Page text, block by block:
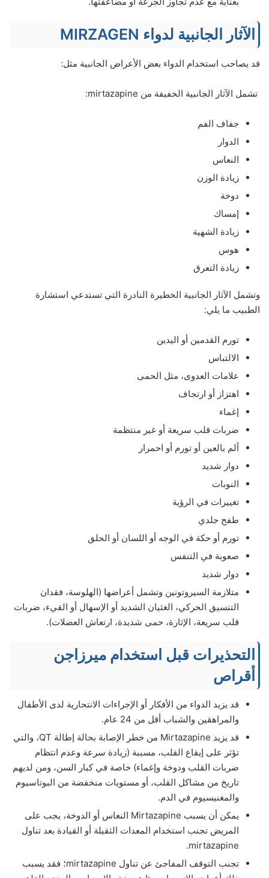
الآثار الجانبية لدواء MIRZAGEN
قد يصاحب استخدام الدواء بعض الأعراض الجانبية مثل:
تشمل الآثار الجانبية الخفيفة من mirtazapine:
جفاف الفم
الدوار
النعاس
زيادة الوزن
دوخة
إمساك
زيادة الشهية
هوس
زيادة التعرق
وتشمل الآثار الجانبية الخطيرة النادرة التي تستدعي استشارة
الطبيب ما يلي:
تورم القدمين أو اليدين
الالتباس
علامات العدوى، مثل الحمى
اهتزاز أو ارتجاف
إغماء
ضربات قلب سريعة أو غير منتظمة
ألم بالعين أو تورم أو احمرار
دوار شديد
النوبات
تغييرات في الرؤية
طفح جلدي
تورم أو حكة في الوجه أو اللسان أو الحلق
صعوبة في التنفس
دوار شديد
متلازمة السيروتونين وتشمل أعراضها (الهلوسة، فقدان
التنسيق الحركي، الغثيان الشديد أو الإسهال أو القيء، ضربات
قلب سريعة، الإثارة، حمى شديدة، ارتعاش العضلات).
التحذيرات قبل استخدام ميرزاجن
أقراص
قد يزيد الدواء من الأفكار أو الإجراءات الانتحارية لدى الأطفال
والمراهقين والشباب أقل من 24 عام.
قد يزيد Mirtazapine من خطر الإصابة بحالة إطالة QT، والتي
تؤثر على إيقاع القلب، مسببة (زيادة سرعة وعدم انتظام
ضربات القلب ودوخة وإغماء) خاصة في كبار السن، ومن لديهم
تاريخ من مشاكل القلب، أو مستويات منخفضة من البوتاسيوم
والمغنيسيوم في الدم.
يمكن أن يسبب Mirtazapine النعاس أو الدوخة، يجب على
المريض تجنب استخدام المعدات الثقيلة أو القيادة بعد تناول
mirtazapine.
تجنب التوقف المفاجئ عن تناول mirtazapine؛ فقد يسبب